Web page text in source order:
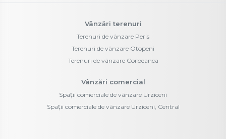
Vânzări terenuri
Terenuri de vânzare Peris
Terenuri de vânzare Otopeni
Terenuri de vânzare Corbeanca
Vânzări comercial
Spații comerciale de vânzare Urziceni
Spații comerciale de vânzare Urziceni, Central